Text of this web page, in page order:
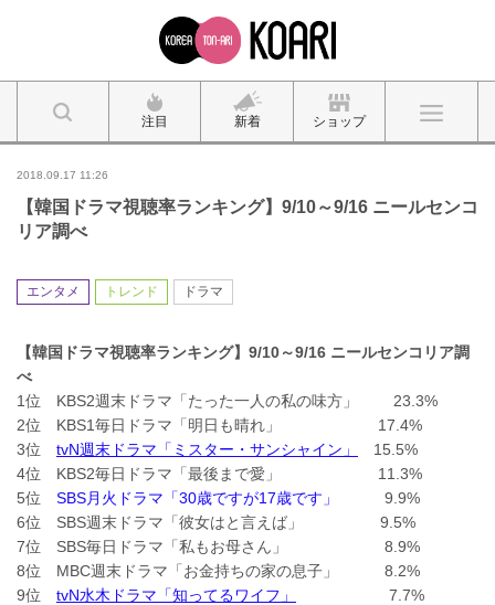
注目 新着 ショップ
2018.09.17 11:26
【韓国ドラマ視聴率ランキング】9/10～9/16 ニールセンコ
リア調べ
エンタメ トレンド ドラマ
【韓国ドラマ視聴率ランキング】 9/10～9/16 ニールセンコリア調
べ
1位 KBS2週末ドラマ「たった一人の私の味方」 23.3%
2位 KBS1毎日ドラマ「明日も晴れ」 17.4%
3位 tvN週末ドラマ「ミスター・サンシャイン」
15.5%
4位 KBS2毎日ドラマ「最後まで愛」 11.3%
5位 SBS月火ドラマ「30歳ですが17歳です」
9.9%
6位 SBS週末ドラマ「彼女はと言えば」 9.5%
7位 SBS毎日ドラマ「私もお母さん」 8.9%
8位 MBC週末ドラマ「お金持ちの家の息子」 8.2%
9位 tvN水木ドラマ「知ってるワイフ」
7.7%